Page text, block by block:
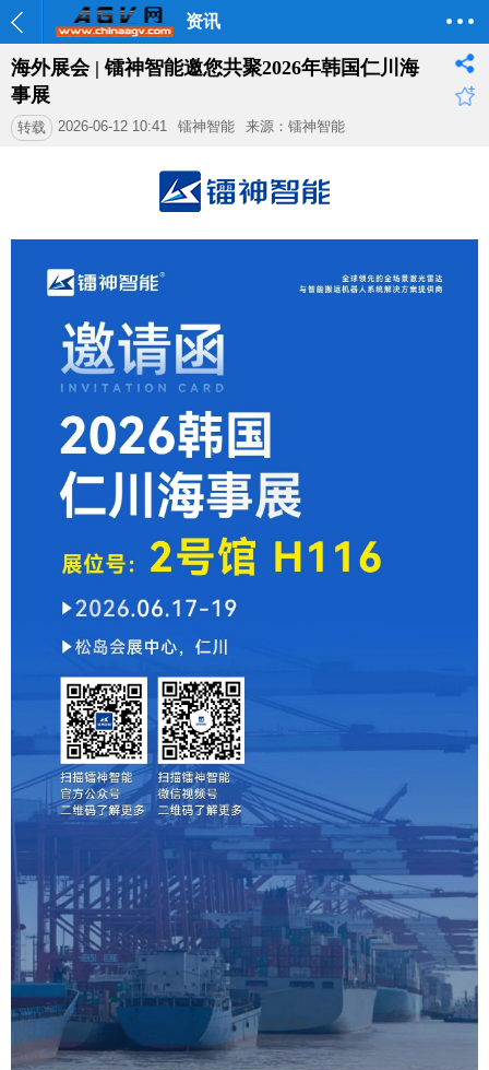
资讯
海外展会 | 镭神智能邀您共聚2026年韩国仁川海
事展
转载 2026-06-12 10:41 镭神智能 来源：镭神智能